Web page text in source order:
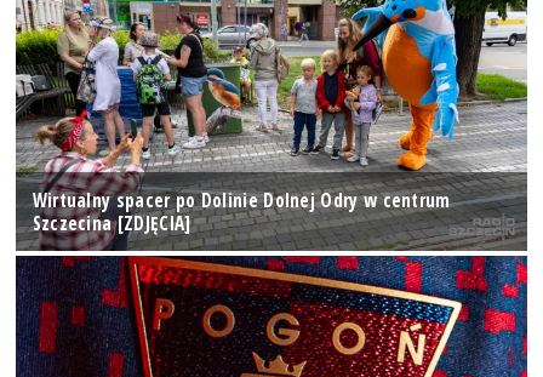
Wirtualny spacer po Dolinie Dolnej Odry w centrum
Szczecina [ZDJĘCIA]